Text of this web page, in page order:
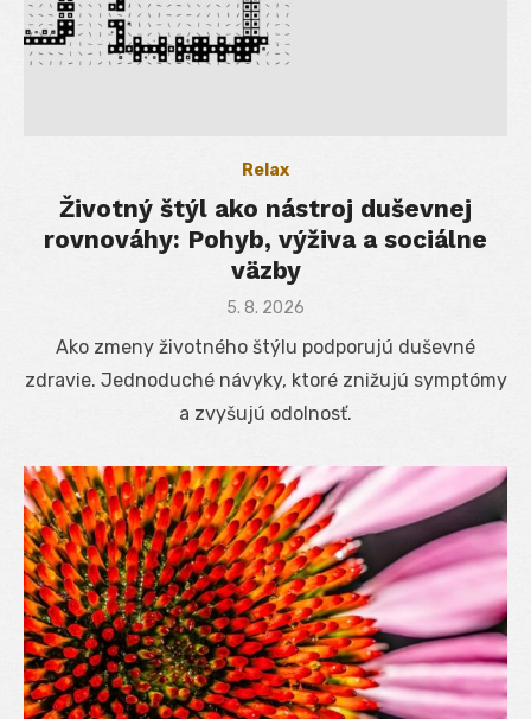
Relax
Životný štýl ako nástroj duševnej
rovnováhy: Pohyb, výživa a sociálne
väzby
Posted
5. 8. 2026
Ako zmeny životného štýlu podporujú duševné
zdravie. Jednoduché návyky, ktoré znižujú symptómy
a zvyšujú odolnosť.